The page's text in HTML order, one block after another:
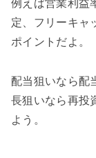
例えば営業利益
定、フリーキャ
ポイントだよ。
配当狙いなら配
長狙いなら再投
よう。